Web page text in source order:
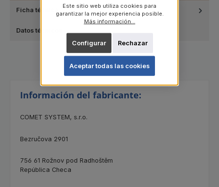
Ficha técnica
Datos técnicos
Información del fabricante:
COMET SYSTEM, s.r.o.
Bezručova 2901
756 61 Rožnov pod Radhoštěm
República Checa
Este sitio web utiliza cookies para
garantizar la mejor experiencia posible.
Más información...
Rechazar
Configurar
Aceptar todas las cookies